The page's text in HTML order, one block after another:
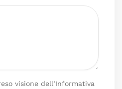
visione dell’Informativa